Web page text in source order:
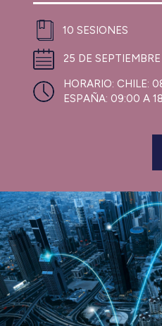
10 SESIONES
25 DE
HORARIO:CHILE:
ESPAÑA: 09:00 A